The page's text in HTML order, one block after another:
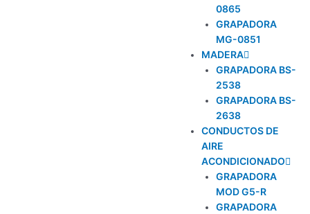
0865
GRAPADORA
MG-0851
MADERA
GRAPADORA BS-
2538
GRAPADORA BS-
2638
CONDUCTOS DE
AIRE
ACONDICIONADO
GRAPADORA
MOD G5-R
GRAPADORA